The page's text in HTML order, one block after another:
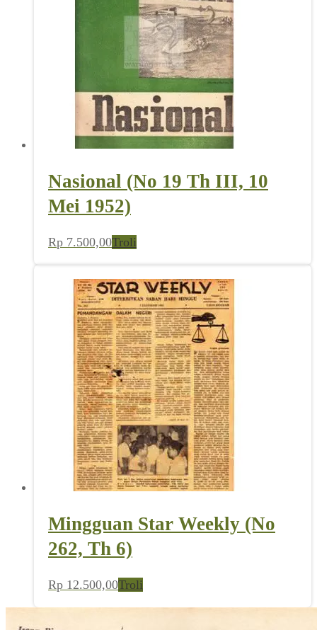
Nasional (No 19 Th III, 10
Mei 1952)
Rp 7.500,00Troli
Mingguan Star Weekly (No
262, Th 6)
Rp 12.500,00Troli